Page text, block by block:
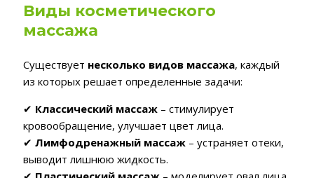
Виды косметического
массажа
Существует несколько видов массажа, каждый
из которых решает определенные задачи:
✔ Классический массаж – стимулирует
кровообращение, улучшает цвет лица.
✔ Лимфодренажный массаж – устраняет отеки,
выводит лишнюю жидкость.